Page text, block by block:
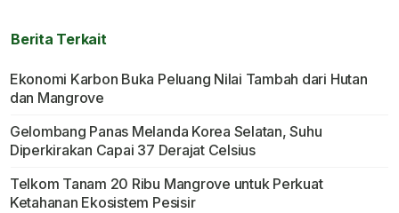
Berita Terkait
Ekonomi Karbon Buka Peluang Nilai Tambah dari Hutan
dan Mangrove
Gelombang Panas Melanda Korea Selatan, Suhu
Diperkirakan Capai 37 Derajat Celsius
Telkom Tanam 20 Ribu Mangrove untuk Perkuat
Ketahanan Ekosistem Pesisir